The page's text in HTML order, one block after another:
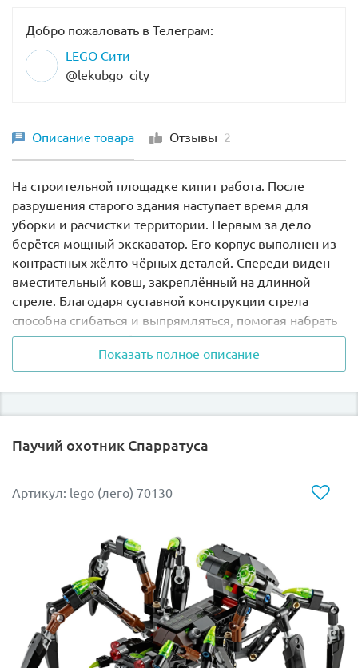
Добро пожаловать в Телеграм:
LEGO Сити
@lekubgo_city
Описание товара Отзывы 2
На строительной площадке кипит работа. После
разрушения старого здания наступает время для
уборки и расчистки территории. Первым за дело
берётся мощный экскаватор. Его корпус выполнен из
контрастных жёлто-чёрных деталей. Спереди виден
вместительный ковш, закреплённый на длинной
стреле. Благодаря суставной конструкции стрела
способна сгибаться и выпрямляться, помогая набрать
в ковш как можно больше мусора.
За работой экскаватора следит опытный рабочий. Его
кабина, окружённая прочным каркасом, оборудована
рычагами управления и сигнальными огнями. Под
позволяет выполнять множество работ по обе
перемещение по стройплощадке.
она напоминает большой грузовик, разделённый на
три секции. Центральную часть занимает массивная
кабина водителя с детализированным капотом,
снимающейся крышей, боковыми зеркалами,
рулевым управлением, внешними поручнями и
открывающимися дверями. Перед ней находится
прямоугольный отвал с щетинистыми валиками. Во
Показать полное описание
Паучий охотник Спарратуса
Артикул: lego (лего) 70130